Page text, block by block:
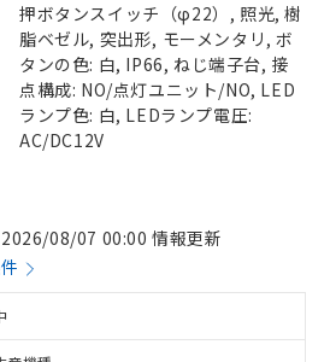
押ボタンスイッチ（φ22）, 照光, 樹
脂ベゼル, 突出形, モーメンタリ, ボ
タンの色: 白, IP66, ねじ端子台, 接
点構成: NO/点灯ユニット/NO, LED
ランプ色: 白, LEDランプ電圧:
AC/DC12V
2026/08/07 00:00 情報更新